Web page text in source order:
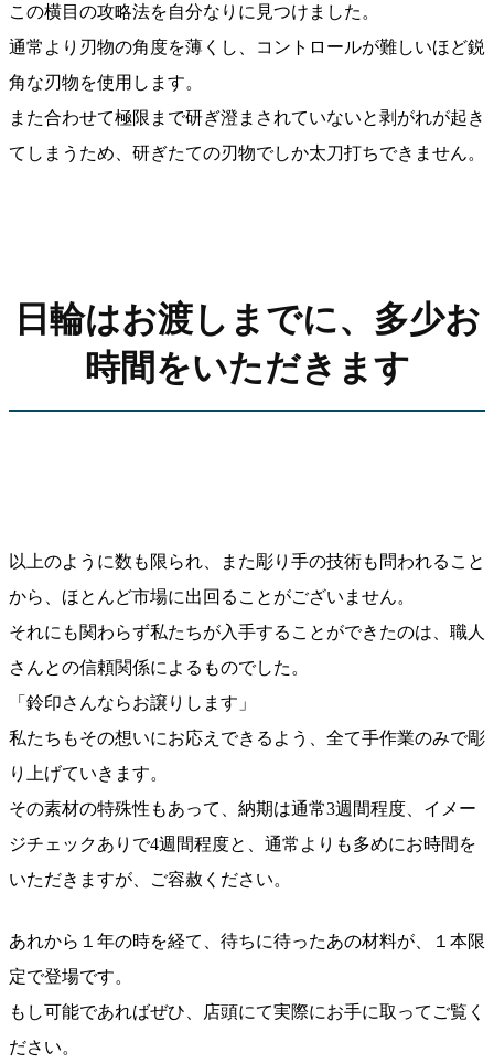
この横目の攻略法を自分なりに見つけました。
通常より刃物の角度を薄くし、コントロールが難しいほど鋭
角な刃物を使用します。
また合わせて極限まで研ぎ澄まされていないと剥がれが起き
てしまうため、研ぎたての刃物でしか太刀打ちできません。
日輪はお渡しまでに、多少お
時間をいただきます
以上のように数も限られ、また彫り手の技術も問われること
から、ほとんど市場に出回ることがございません。
それにも関わらず私たちが入手することができたのは、職人
さんとの信頼関係によるものでした。
「鈴印さんならお譲りします」
私たちもその想いにお応えできるよう、全て手作業のみで彫
り上げていきます。
その素材の特殊性もあって、納期は通常3週間程度、イメー
ジチェックありで4週間程度と、通常よりも多めにお時間を
いただきますが、ご容赦ください。
あれから１年の時を経て、待ちに待ったあの材料が、１本限
定で登場です。
もし可能であればぜひ、店頭にて実際にお手に取ってご覧く
ださい。